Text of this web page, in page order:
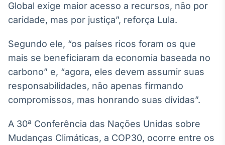
conteúdos
Fundos
A melhor
plataforma para
analisar fundos
de investimento
Em breve
Global exige maior acesso a recursos, não por
caridade, mas por justiça”, reforça Lula.
Segundo ele, “os países ricos foram os que
mais se beneficiaram da economia baseada no
carbono” e, “agora, eles devem assumir suas
responsabilidades, não apenas firmando
compromissos, mas honrando suas dívidas”.
A 30ª Conferência das Nações Unidas sobre
Mudanças Climáticas, a COP30, ocorre entre os